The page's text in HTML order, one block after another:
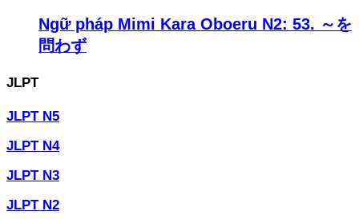
Ngữ pháp Mimi Kara Oboeru N2: 53. ～を
問わず
JLPT
JLPT N5
JLPT N4
JLPT N3
JLPT N2